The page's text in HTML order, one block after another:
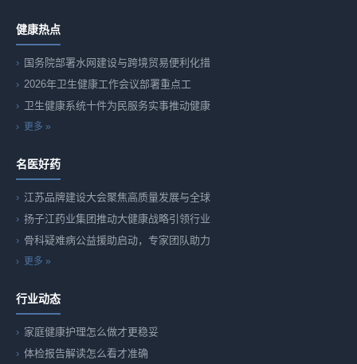
健康热点
国务院部署水网建设与跨境贸易便利化措
2026年卫生健康工作会议部署重点工
卫生健康系统十件为民服务实事推动健康
更多 »
名医好药
江苏品牌建设大会聚焦高质量发展与全球
扬子江药业集团推动大健康战略引领行业
骨科疑难病公益援助启动，专家团队助力
更多 »
行业动态
家庭健康护理怎么做才更稳妥
体检报告解读怎么看才准确